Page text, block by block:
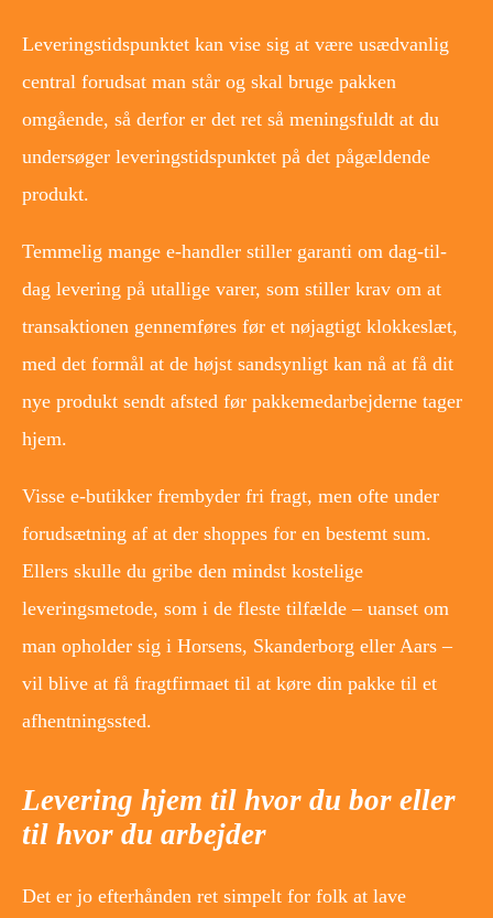
Leveringstidspunktet kan vise sig at være usædvanlig
central forudsat man står og skal bruge pakken
omgående, så derfor er det ret så meningsfuldt at du
undersøger leveringstidspunktet på det pågældende
produkt.
Temmelig mange e-handler stiller garanti om dag-til-
dag levering på utallige varer, som stiller krav om at
transaktionen gennemføres før et nøjagtigt klokkeslæt,
med det formål at de højst sandsynligt kan nå at få dit
nye produkt sendt afsted før pakkemedarbejderne tager
hjem.
Visse e-butikker frembyder fri fragt, men ofte under
forudsætning af at der shoppes for en bestemt sum.
Ellers skulle du gribe den mindst kostelige
leveringsmetode, som i de fleste tilfælde – uanset om
man opholder sig i Horsens, Skanderborg eller Aars –
vil blive at få fragtfirmaet til at køre din pakke til et
afhentningssted.
Levering hjem til hvor du bor eller
til hvor du arbejder
Det er jo efterhånden ret simpelt for folk at lave